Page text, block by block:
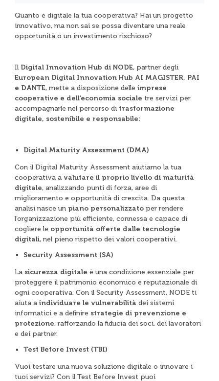
Quanto è digitale la tua cooperativa? Hai un progetto
innovativo, ma non sai se possa diventare una reale
opportunità o un investimento rischioso?
Il Digital Innovation Hub di NODE, partner degli
European Digital Innovation Hub AI MAGISTER, PAI
e DANTE, mette a disposizione delle imprese
cooperative e dell’economia sociale tre servizi per
accompagnarle nel percorso di trasformazione
digitale, sostenibile e responsabile:
Digital Maturity Assessment (DMA)
Con il Digital Maturity Assessment aiutiamo la tua
cooperativa a valutare il proprio livello di maturità
digitale, analizzando punti di forza, aree di
miglioramento e opportunità di crescita. Da questa
analisi nasce un piano personalizzato per rendere
l’organizzazione più efficiente, connessa e capace di
cogliere le opportunità offerte dalle tecnologie
digitali, nel pieno rispetto dei valori cooperativi.
Security Assessment (SA)
La sicurezza digitale è una condizione essenziale per
proteggere il patrimonio economico e reputazionale di
ogni cooperativa. Con il Security Assessment, NODE ti
aiuta a individuare le vulnerabilità dei sistemi
informatici e a definire strategie di prevenzione e
protezione, rafforzando la fiducia dei soci, dei lavoratori
e dei partner.
Test Before Invest (TBI)
Vuoi testare una nuova soluzione digitale o innovare i
tuoi servizi? Con il Test Before Invest puoi